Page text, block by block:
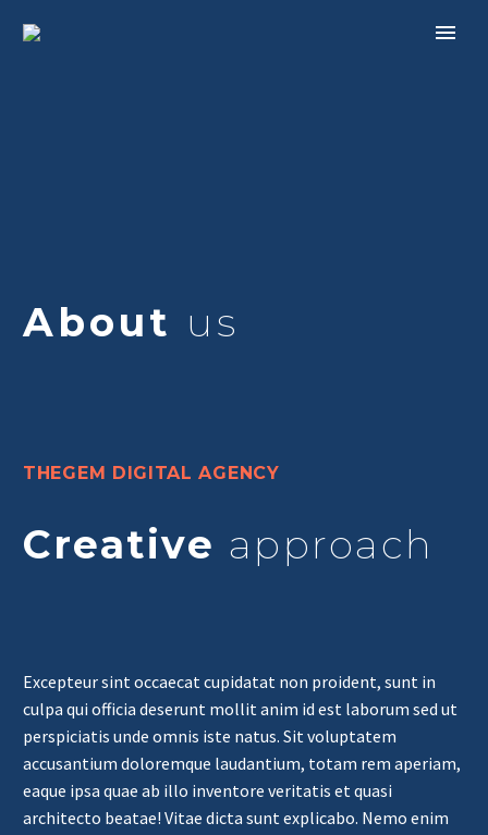
About us
THEGEM DIGITAL AGENCY
Creative approach
Excepteur sint occaecat cupidatat non proident, sunt in
culpa qui officia deserunt mollit anim id est laborum sed ut
perspiciatis unde omnis iste natus. Sit voluptatem
accusantium doloremque laudantium, totam rem aperiam,
eaque ipsa quae ab illo inventore veritatis et quasi
architecto beatae! Vitae dicta sunt explicabo. Nemo enim